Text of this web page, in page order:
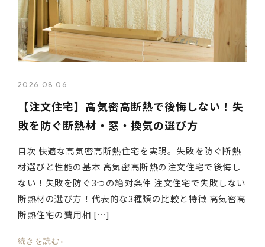
2026.08.06
【注文住宅】高気密高断熱で後悔しない！失
敗を防ぐ断熱材・窓・換気の選び方
目次 快適な高気密高断熱住宅を実現。失敗を防ぐ断熱
材選びと性能の基本 高気密高断熱の注文住宅で後悔し
ない！失敗を防ぐ3つの絶対条件 注文住宅で失敗しない
断熱材の選び方！代表的な3種類の比較と特徴 高気密高
断熱住宅の費用相 […]
続きを読む ›